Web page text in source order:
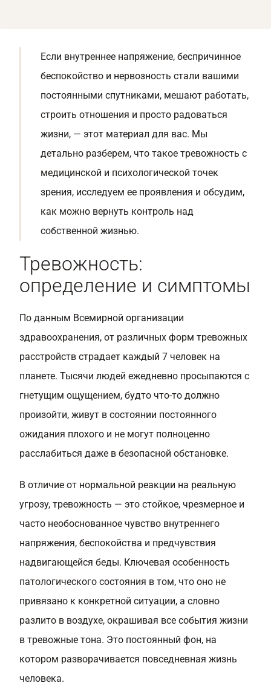
Если внутреннее напряжение, беспричинное
беспокойство и нервозность стали вашими
постоянными спутниками, мешают работать,
строить отношения и просто радоваться
жизни, — этот материал для вас. Мы
детально разберем, что такое тревожность с
медицинской и психологической точек
зрения, исследуем ее проявления и обсудим,
как можно вернуть контроль над
собственной жизнью.
Тревожность:
определение и симптомы
По данным Всемирной организации
здравоохранения, от различных форм тревожных
расстройств страдает каждый 7 человек на
планете. Тысячи людей ежедневно просыпаются с
гнетущим ощущением, будто что-то должно
произойти, живут в состоянии постоянного
ожидания плохого и не могут полноценно
расслабиться даже в безопасной обстановке.
В отличие от нормальной реакции на реальную
угрозу, тревожность — это стойкое, чрезмерное и
часто необоснованное чувство внутреннего
напряжения, беспокойства и предчувствия
надвигающейся беды. Ключевая особенность
патологического состояния в том, что оно не
привязано к конкретной ситуации, а словно
разлито в воздухе, окрашивая все события жизни
в тревожные тона. Это постоянный фон, на
котором разворачивается повседневная жизнь
человека.